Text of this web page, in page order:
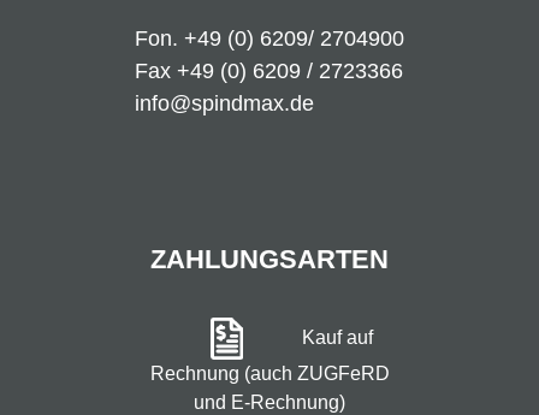
Fon. +49 (0) 6209/ 2704900
Fax +49 (0) 6209 / 2723366
info@spindmax.de
ZAHLUNGSARTEN
Kauf auf
Rechnung (auch ZUGFeRD
und E-Rechnung)